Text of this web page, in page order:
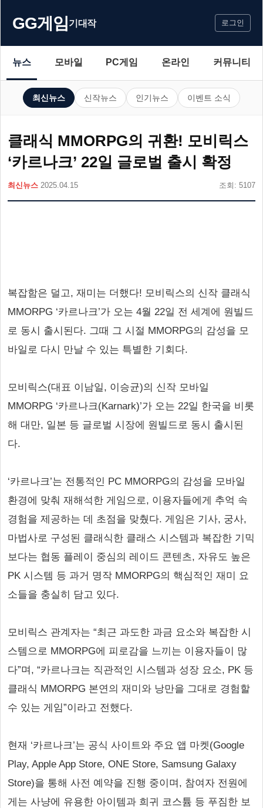
GG게임기대작 로그인
뉴스 모바일 PC게임 온라인 커뮤니티
최신뉴스 신작뉴스 인기뉴스 이벤트 소식
클래식 MMORPG의 귀환! 모비릭스
‘카르나크’ 22일 글로벌 출시 확정
최신뉴스 2025.04.15 조회: 5107
복잡함은 덜고, 재미는 더했다! 모비릭스의 신작 클래식
MMORPG ‘카르나크’가 오는 4월 22일 전 세계에 원빌드
로 동시 출시된다. 그때 그 시절 MMORPG의 감성을 모
바일로 다시 만날 수 있는 특별한 기회다.
모비릭스(대표 이남일, 이승균)의 신작 모바일
MMORPG ‘카르나크(Karnark)’가 오는 22일 한국을 비롯
해 대만, 일본 등 글로벌 시장에 원빌드로 동시 출시된
다.
‘카르나크’는 전통적인 PC MMORPG의 감성을 모바일
환경에 맞춰 재해석한 게임으로, 이용자들에게 추억 속
경험을 제공하는 데 초점을 맞췄다. 게임은 기사, 궁사,
마법사로 구성된 클래식한 클래스 시스템과 복잡한 기믹
보다는 협동 플레이 중심의 레이드 콘텐츠, 자유도 높은
PK 시스템 등 과거 명작 MMORPG의 핵심적인 재미 요
소들을 충실히 담고 있다.
모비릭스 관계자는 “최근 과도한 과금 요소와 복잡한 시
스템으로 MMORPG에 피로감을 느끼는 이용자들이 많
다”며, “카르나크는 직관적인 시스템과 성장 요소, PK 등
클래식 MMORPG 본연의 재미와 낭만을 그대로 경험할
수 있는 게임”이라고 전했다.
현재 ‘카르나크’는 공식 사이트와 주요 앱 마켓(Google
Play, Apple App Store, ONE Store, Samsung Galaxy
Store)을 통해 사전 예약을 진행 중이며, 참여자 전원에
게는 사냥에 유용한 아이템과 희귀 코스튬 등 푸짐한 보